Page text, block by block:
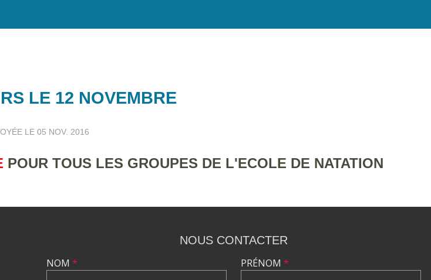
LE 12 NOVEMBRE
LE 05 NOV. 2016
POUR TOUS LES GROUPES DE L'ECOLE DE NATATION
NOUS CONTACTER
NOM * PRÉNOM *